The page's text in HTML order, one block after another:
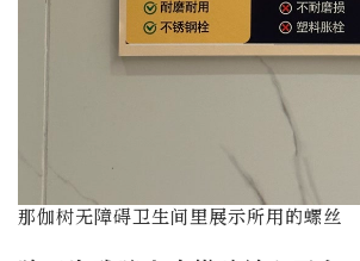
那伽树无障碍卫生间里展示所用的螺丝